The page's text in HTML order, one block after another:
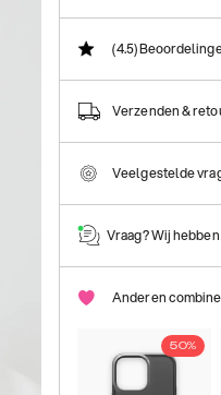
(4.5)
Verzenden &
Veelgestelde
Vraag? Wij
Anderen
50%